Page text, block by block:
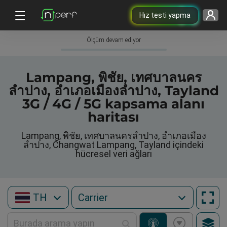
Hız testi yapma
Ölçüm devam ediyor
Lampang, พิชัย, เทศบาลนคร
ลำปาง, อำเภอเมืองลำปาง, Tayland
3G / 4G / 5G kapsama alanı
haritası
Lampang, พิชัย, เทศบาลนครลำปาง, อำเภอเมือง
ลำปาง, Changwat Lampang, Tayland içindeki
hücresel veri ağları
TH